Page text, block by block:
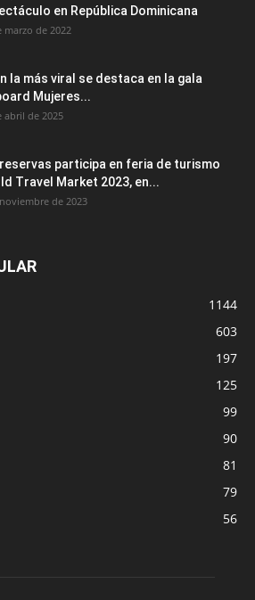
en República Dominicana
marzo de 2022
la más viral se destaca en la gala
Mujeres...
abril de 2025
participa en feria de turismo
Travel Market 2023, en...
de 2023
1144
603
197
125
99
90
81
79
56